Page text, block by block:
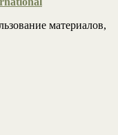
материалов,